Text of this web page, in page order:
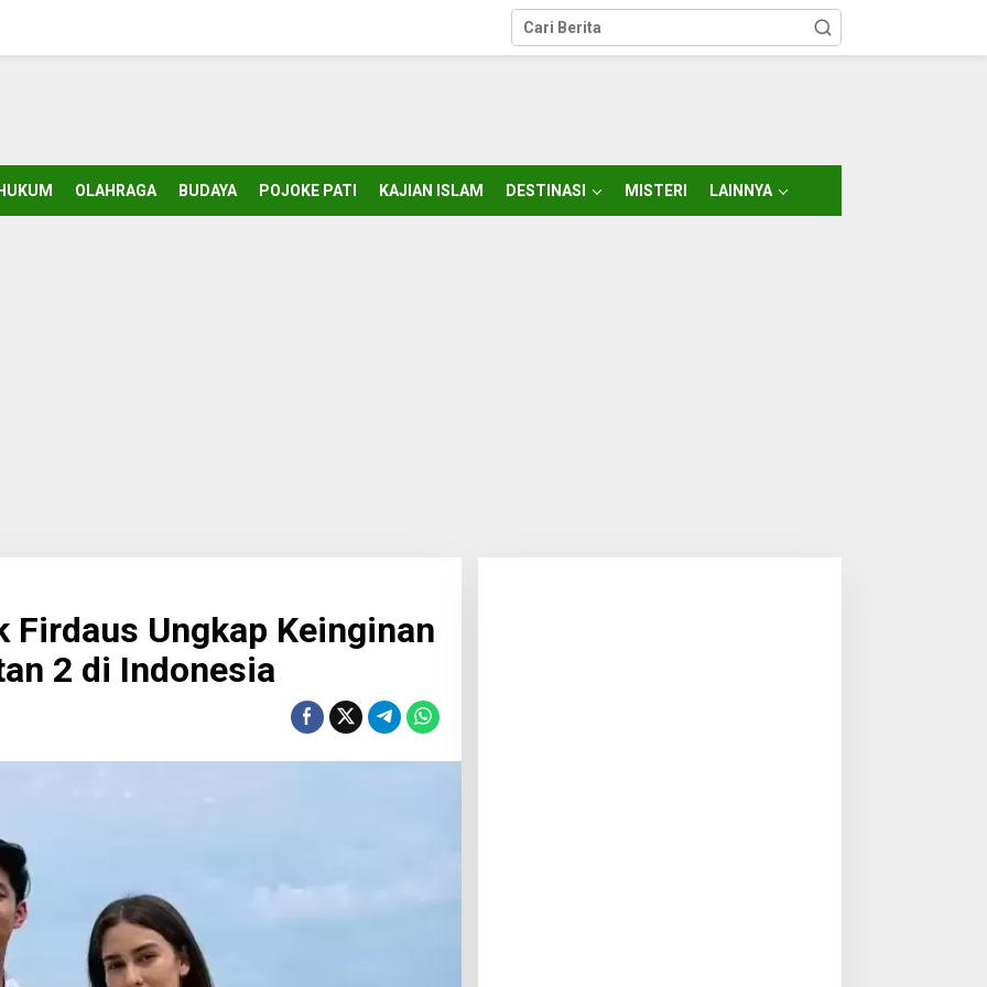
HUKUM OLAHRAGA BUDAYA POJOKE PATI KAJIAN ISLAM DESTINASI MISTERI LAINNYA
Firdaus Ungkap Keinginan
2 di Indonesia